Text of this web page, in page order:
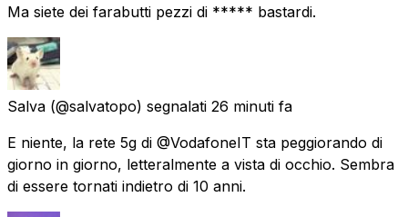
Ma siete dei farabutti pezzi di ***** bastardi.
Salva (@salvatopo) segnalati 26 minuti fa
E niente, la rete 5g di @VodafoneIT sta peggiorando di
giorno in giorno, letteralmente a vista di occhio. Sembra
di essere tornati indietro di 10 anni.